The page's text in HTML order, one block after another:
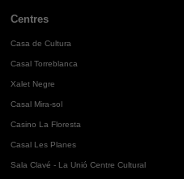
Centres
Casa de Cultura
Casal Torreblanca
Xalet Negre
Casal Mira-sol
Casino La Floresta
Casal Les Planes
Sala Clavé - La Unió Centre Cultural